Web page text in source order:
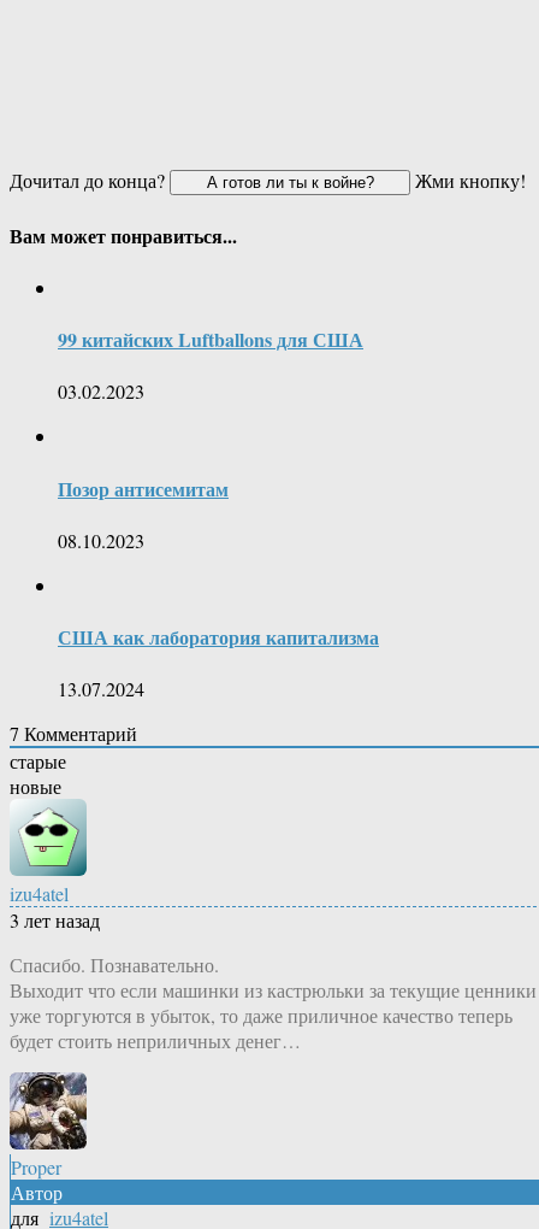
Дочитал до конца? Жми кнопку!
Вам может понравиться...
99 китайских Luftballons для США
03.02.2023
Позор антисемитам
08.10.2023
США как лаборатория капитализма
13.07.2024
7 Комментарий
старые
новые
izu4atel
3 лет назад
Спасибо. Познавательно.
Выходит что если машинки из кастрюльки за текущие ценники
уже торгуются в убыток, то даже приличное качество теперь
будет стоить неприличных денег…
Proper
Автор
для izu4atel